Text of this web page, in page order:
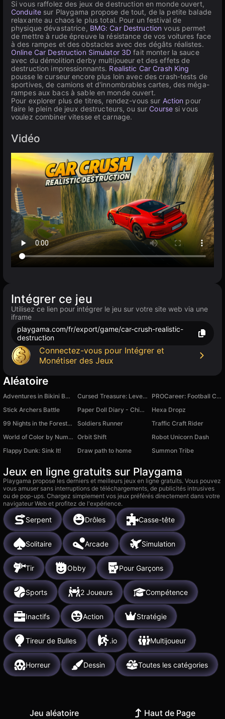
Si vous raffolez des jeux de destruction en monde ouvert,
Conduitesur Playgama propose de tout, de la petite balade
relaxante au chaos le plus total. Pour un festival de
physique dévastatrice, BMG: Car Destruction vous permet
de mettre à rude épreuve la résistance de vos voitures face
à des rampes et des obstacles avec des dégâts réalistes.
Online Car Destruction Simulator 3D fait monter la sauce
avec du démolition derby multijoueur et des effets de
destruction impressionnants. Realistic Car Crash King
pousse le curseur encore plus loin avec des crash-tests de
sportives, de camions et d'innombrables cartes, des méga-
rampes aux bacs à sable en monde ouvert.
Pour explorer plus de titres, rendez-vous sur Action pour
faire le plein de jeux destructeurs, ou sur Course si vous
voulez combiner vitesse et carnage.
Vidéo
Intégrer ce jeu
Utilisez ce lien pour intégrer le jeu sur votre site web via une
iframe
playgama.com/fr/export/game/car-crush-realistic-
destruction
Connectez-vous pour Intégrer et
Monétiser des Jeux
Aléatoire
Adventures in Bikini Bottom Cursed Treasure: Level Pack
PROCareer: Football Career Simulator
Stick Archers Battle
Paper Doll Diary - Chibi Dolls
Hexa Dropz
99 Nights in the Forest Horror Craft!
Soldiers Runner
Traffic Craft Rider
World of Color by Numbers Orbit Shift
Robot Unicorn Dash
Flappy Dunk: Sink It!
Draw path to home Summon Tribe
Jeux en ligne gratuits sur Playgama
Playgama propose les derniers et meilleurs jeux en ligne gratuits. Vous pouvez
vous amuser sans interruptions de téléchargements, de publicités intrusives
ou de pop-ups. Chargez simplement vos jeux préférés directement dans votre
navigateur Web et profitez de l'expérience.
Serpent Drôles Casse-tête
Solitaire Arcade Simulation
Tir Obby Pour Garçons
Sports 2 Joueurs Compétence
Inactifs Action Stratégie
Tireur de Bulles .io Multijoueur
Horreur Dessin Toutes les catégories
Jeu aléatoire Haut de Page